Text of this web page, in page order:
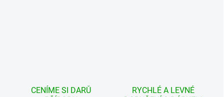
CENÍME SI DARŮ
RYCHLÉ A LEVNÉ